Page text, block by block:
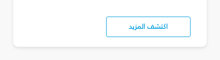
اكتشف المزيد